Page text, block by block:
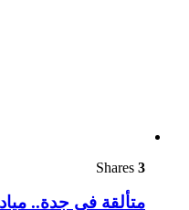
3
متألقة في جدة..